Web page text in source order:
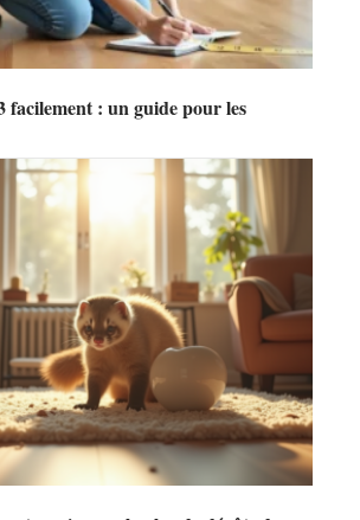
facilement : un guide pour les